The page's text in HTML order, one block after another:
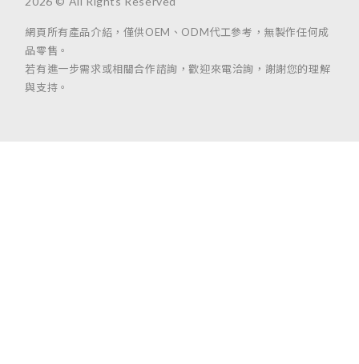
網頁所有產品介紹，僅供OEM、ODM代工參考，無製作任何成
品零售。
若有進一步需求或相關合作諮詢，歡迎來電洽詢，謝謝您的理解
與支持。